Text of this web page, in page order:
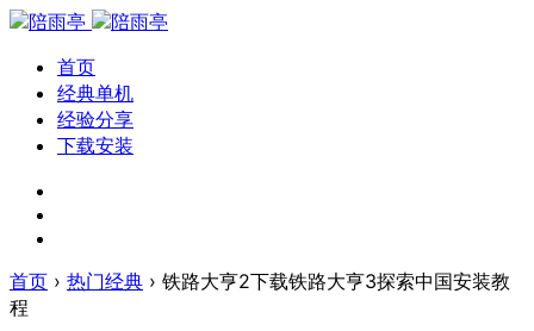
首页
经典单机
经验分享
下载安装
首页 › 热门经典 › 铁路大亨2下载铁路大亨3探索中国安装教
程